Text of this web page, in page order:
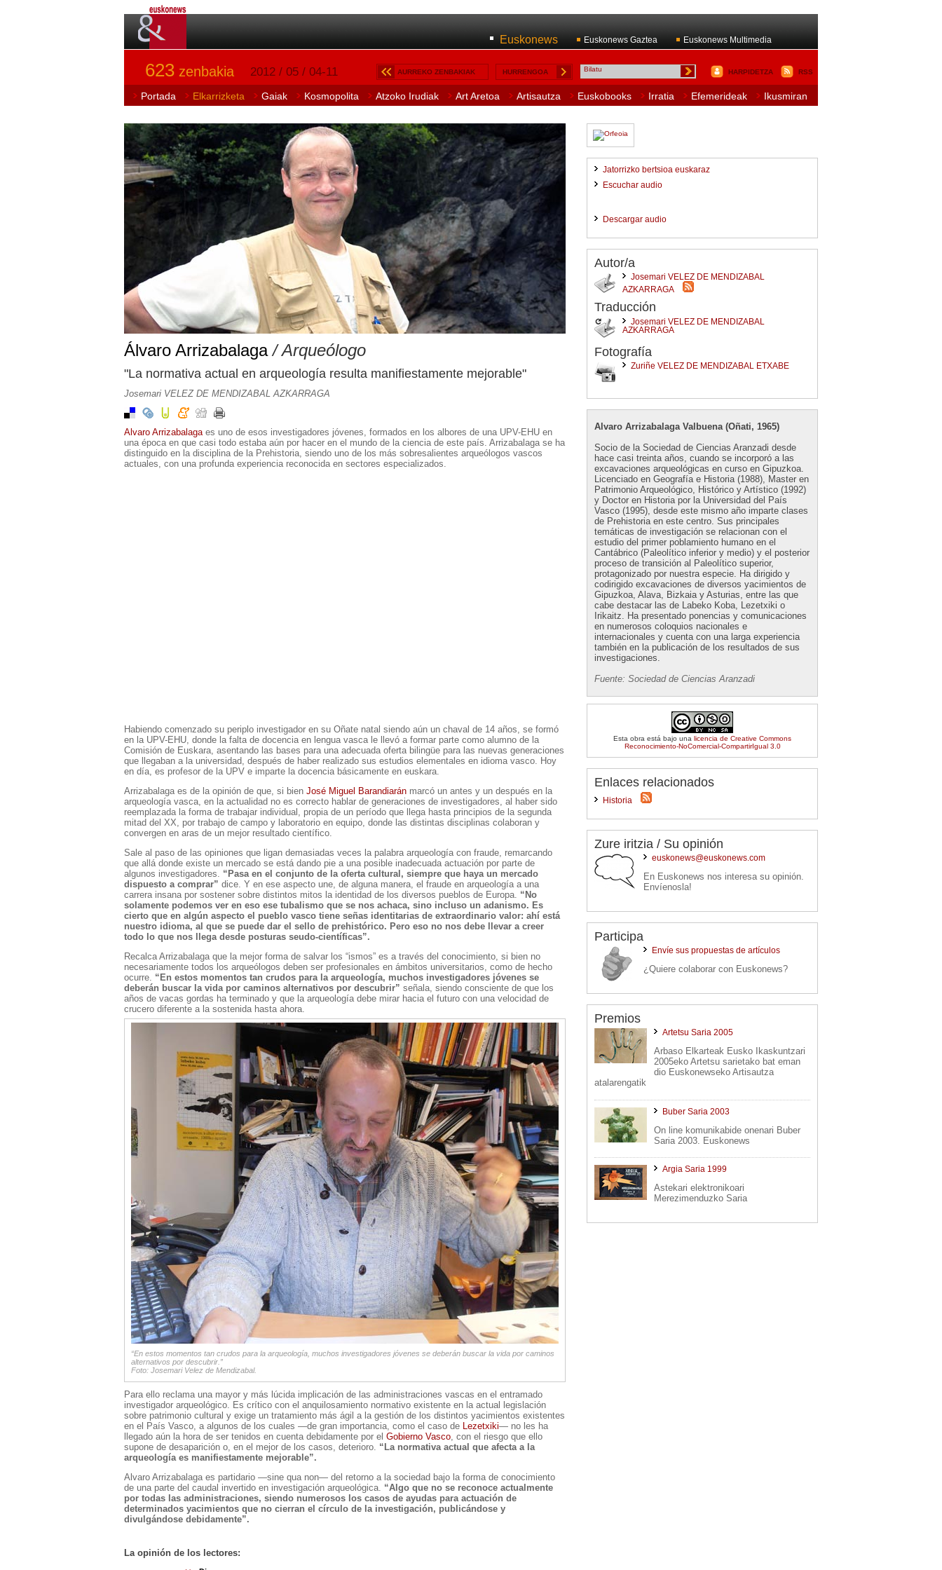
Euskonews Euskonews Gaztea Euskonews Multimedia
623 zenbakia 2012 / 05 / 04-11 AURREKO ZENBAKIAK HURRENGOA HARPIDETZA RSS
Portada Elkarrizketa Gaiak Kosmopolita Atzoko Irudiak Art Aretoa Artisautza Euskobooks Irratia Efemerideak Ikusmiran
Jatorrizko bertsioa euskaraz
Escuchar audio
Descargar audio
Autor/a
Josemari VELEZ DE MENDIZABAL
AZKARRAGA
Traducción
Josemari VELEZ DE MENDIZABAL
AZKARRAGA
Fotografía
Zuriñe VELEZ DE MENDIZABAL ETXABE
Alvaro Arrizabalaga Valbuena (Oñati, 1965)
Socio de la Sociedad de Ciencias Aranzadi desde
hace casi treinta años, cuando se incorporó a las
excavaciones arqueológicas en curso en Gipuzkoa.
Licenciado en Geografía e Historia (1988), Master en
Patrimonio Arqueológico, Histórico y Artístico (1992)
y Doctor en Historia por la Universidad del País
Vasco (1995), desde este mismo año imparte clases
de Prehistoria en este centro. Sus principales
temáticas de investigación se relacionan con el
estudio del primer poblamiento humano en el
Cantábrico (Paleolítico inferior y medio) y el posterior
proceso de transición al Paleolítico superior,
protagonizado por nuestra especie. Ha dirigido y
codirigido excavaciones de diversos yacimientos de
Gipuzkoa, Alava, Bizkaia y Asturias, entre las que
cabe destacar las de Labeko Koba, Lezetxiki o
Irikaitz. Ha presentado ponencias y comunicaciones
en numerosos coloquios nacionales e
internacionales y cuenta con una larga experiencia
también en la publicación de los resultados de sus
investigaciones.
Fuente: Sociedad de Ciencias Aranzadi
Esta obra está bajo una licencia de Creative Commons
Reconocimiento-NoComercial-CompartirIgual 3.0
Enlaces relacionados
Historia
Zure iritzia / Su opinión
euskonews@euskonews.com
En Euskonews nos interesa su opinión.
Envíenosla!
Participa
Envíe sus propuestas de artículos
¿Quiere colaborar con Euskonews?
Premios
Artetsu Saria 2005
Arbaso Elkarteak Eusko Ikaskuntzari
2005eko Artetsu sarietako bat eman
dio Euskonewseko Artisautza
atalarengatik
Buber Saria 2003
On line komunikabide onenari Buber
Saria 2003. Euskonews
Argia Saria 1999
Astekari elektronikoari
Merezimenduzko Saria
Álvaro Arrizabalaga/ Arqueólogo
"La normativa actual en arqueología resulta manifiestamente mejorable"
Josemari VELEZ DE MENDIZABAL AZKARRAGA
Alvaro Arrizabalaga es uno de esos investigadores jóvenes, formados en los albores de una UPV-EHU en
una época en que casi todo estaba aún por hacer en el mundo de la ciencia de este país. Arrizabalaga se ha
distinguido en la disciplina de la Prehistoria, siendo uno de los más sobresalientes arqueólogos vascos
actuales, con una profunda experiencia reconocida en sectores especializados.
Habiendo comenzado su periplo investigador en su Oñate natal siendo aún un chaval de 14 años, se formó
en la UPV-EHU, donde la falta de docencia en lengua vasca le llevó a formar parte como alumno de la
Comisión de Euskara, asentando las bases para una adecuada oferta bilingüe para las nuevas generaciones
que llegaban a la universidad, después de haber realizado sus estudios elementales en idioma vasco. Hoy
en día, es profesor de la UPV e imparte la docencia básicamente en euskara.
Arrizabalaga es de la opinión de que, si bien José Miguel Barandiarán marcó un antes y un después en la
arqueología vasca, en la actualidad no es correcto hablar de generaciones de investigadores, al haber sido
reemplazada la forma de trabajar individual, propia de un período que llega hasta principios de la segunda
mitad del XX, por trabajo de campo y laboratorio en equipo, donde las distintas disciplinas colaboran y
convergen en aras de un mejor resultado científico.
Sale al paso de las opiniones que ligan demasiadas veces la palabra arqueología con fraude, remarcando
que allá donde existe un mercado se está dando pie a una posible inadecuada actuación por parte de
algunos investigadores. “Pasa en el conjunto de la oferta cultural, siempre que haya un mercado
dispuesto a comprar” dice. Y en ese aspecto une, de alguna manera, el fraude en arqueología a una
carrera insana por sostener sobre distintos mitos la identidad de los diversos pueblos de Europa. “No
solamente podemos ver en eso ese tubalismo que se nos achaca, sino incluso un adanismo. Es
cierto que en algún aspecto el pueblo vasco tiene señas identitarias de extraordinario valor: ahí está
nuestro idioma, al que se puede dar el sello de prehistórico. Pero eso no nos debe llevar a creer
todo lo que nos llega desde posturas seudo-científicas”.
Recalca Arrizabalaga que la mejor forma de salvar los “ismos” es a través del conocimiento, si bien no
necesariamente todos los arqueólogos deben ser profesionales en ámbitos universitarios, como de hecho
ocurre. “En estos momentos tan crudos para la arqueología, muchos investigadores jóvenes se
deberán buscar la vida por caminos alternativos por descubrir” señala, siendo consciente de que los
años de vacas gordas ha terminado y que la arqueología debe mirar hacia el futuro con una velocidad de
crucero diferente a la sostenida hasta ahora.
“En estos momentos tan crudos para la arqueología, muchos investigadores jóvenes se deberán buscar la vida por caminos
alternativos por descubrir.”
Foto: Josemari Velez de Mendizabal.
Para ello reclama una mayor y más lúcida implicación de las administraciones vascas en el entramado
investigador arqueológico. Es crítico con el anquilosamiento normativo existente en la actual legislación
sobre patrimonio cultural y exige un tratamiento más ágil a la gestión de los distintos yacimientos existentes
en el País Vasco, a algunos de los cuales —de gran importancia, como el caso de Lezetxiki— no les ha
llegado aún la hora de ser tenidos en cuenta debidamente por el Gobierno Vasco, con el riesgo que ello
supone de desaparición o, en el mejor de los casos, deterioro. “La normativa actual que afecta a la
arqueología es manifiestamente mejorable”.
Alvaro Arrizabalaga es partidario —sine qua non— del retorno a la sociedad bajo la forma de conocimiento
de una parte del caudal invertido en investigación arqueológica. “Algo que no se reconoce actualmente
por todas las administraciones, siendo numerosos los casos de ayudas para actuación de
determinados yacimientos que no cierran el círculo de la investigación, publicándose y
divulgándose debidamente”.
La opinión de los lectores: